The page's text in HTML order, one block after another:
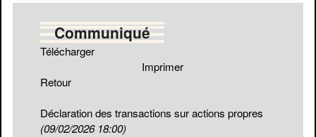
Communiqué
Télécharger
Imprimer
Retour
Déclaration des transactions sur actions propres
(09/02/2026 18:00)